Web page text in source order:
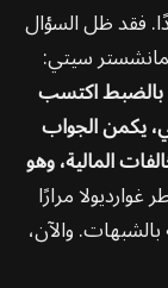
فقد ظل السؤال
سيتي:
بالضبط اكتسب
يكمن الجواب
بالمخالفات المالية، وهو
مرارًا
والآن،